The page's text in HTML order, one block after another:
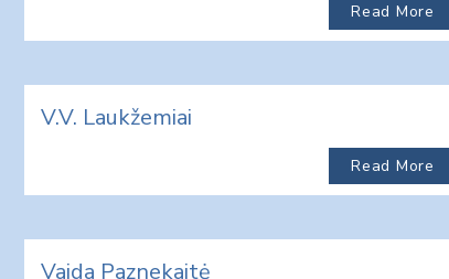
Read More
V.V. Laukžemiai
Read More
Vaida Paznekaitė